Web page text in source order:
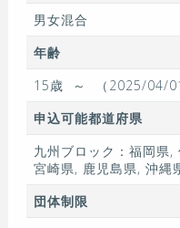
男女混合
年齢
15歳
～
（2025/04/
申込可能都道府県
九州ブロック：福岡県
宮崎県, 鹿児島県, 沖縄
団体制限